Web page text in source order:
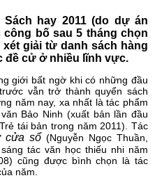
vùng khó
hay 2011 (do dự án
bố sau 5 tháng chọn
giải từ danh sách hàng
đề cử ở nhiều lĩnh vực.
giới bất ngờ khi có những đầu
vẫn trở thành quyển sách
năm nay, xa nhất là tác phẩm
Bảo Ninh (xuất bản lần đầu
tái bản trong năm 2011). Tác
cửa sổ (Nguyễn Ngọc Thuần,
tác văn học thiếu nhi năm
cũng được bình chọn là tác
năm.